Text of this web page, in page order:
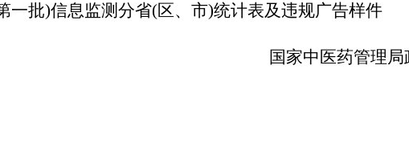
批)信息监测分省(区、市)统计表及违规广告样件
国家中医药管理局